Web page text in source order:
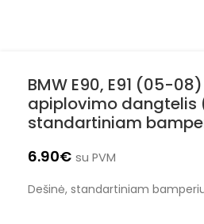
BMW E90, E91 (05-
apiplovimo dangtelis
standartiniam
6.90€ su PVM
Dešinė, standartiniam